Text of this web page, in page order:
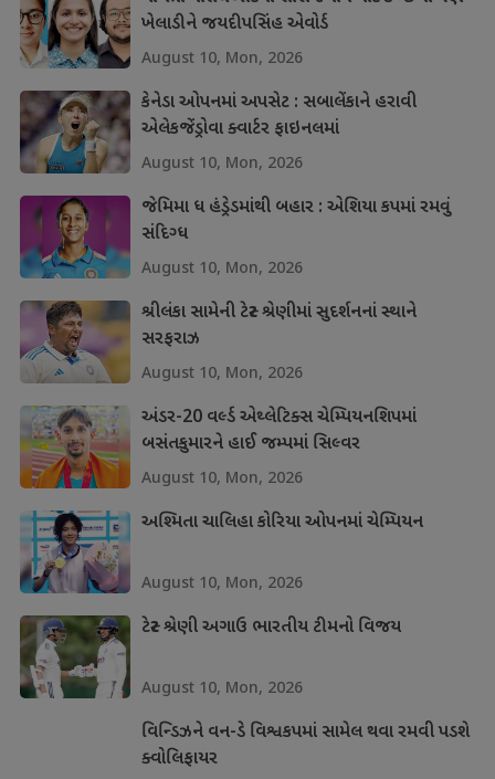
ખેલાડીને જયદીપસિંહ એવોર્ડ
August 10, Mon, 2026
કેનેડા ઓપનમાં અપસેટ : સબાલેંકાને હરાવી
એલેકજેંડ્રોવા ક્વાર્ટર ફાઇનલમાં
August 10, Mon, 2026
જેમિમા ધ હંડ્રેડમાંથી બહાર : એશિયા કપમાં રમવું
સંદિગ્ધ
August 10, Mon, 2026
શ્રીલંકા સામેની ટેસ્ટ શ્રેણીમાં સુદર્શનનાં સ્થાને
સરફરાઝ
August 10, Mon, 2026
અંડર-20 વર્લ્ડ એથ્લેટિક્સ ચેમ્પિયનશિપમાં
બસંતકુમારને હાઈ જમ્પમાં સિલ્વર
August 10, Mon, 2026
અશ્મિતા ચાલિહા કોરિયા ઓપનમાં ચેમ્પિયન
August 10, Mon, 2026
ટેસ્ટ શ્રેણી અગાઉ ભારતીય ટીમનો વિજય
August 10, Mon, 2026
વિન્ડિઝને વન-ડે વિશ્વકપમાં સામેલ થવા રમવી પડશે
ક્વોલિફાયર